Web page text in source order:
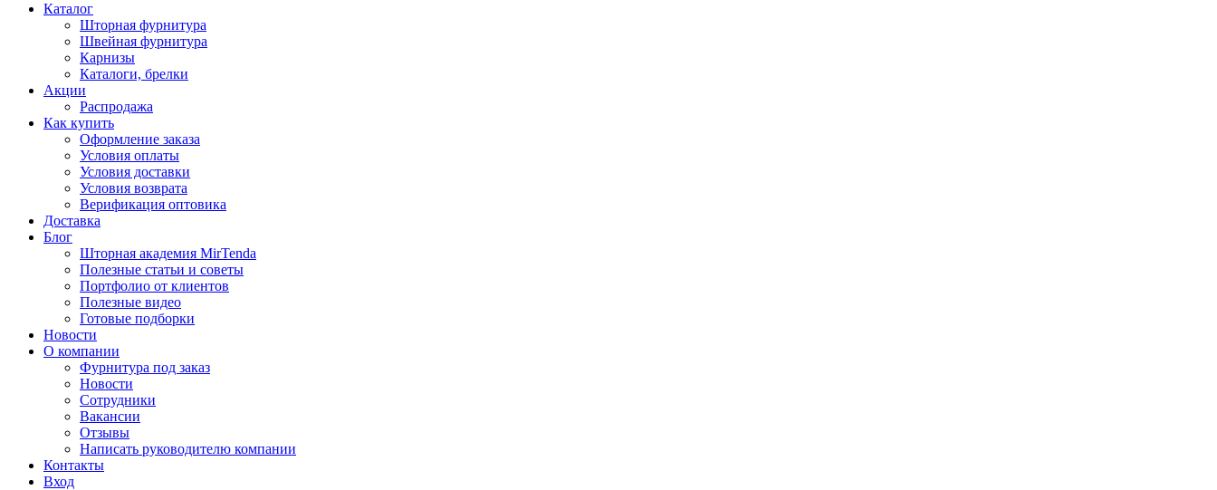
Каталог
Шторная фурнитура
Швейная фурнитура
Карнизы
Каталоги, брелки
Акции
Распродажа
Как купить
Оформление заказа
Условия оплаты
Условия доставки
Условия возврата
Верификация оптовика
Доставка
Блог
Шторная академия MirTenda
Полезные статьи и советы
Портфолио от клиентов
Полезные видео
Готовые подборки
Новости
О компании
Фурнитура под заказ
Новости
Сотрудники
Вакансии
Отзывы
Написать руководителю компании
Контакты
Вход